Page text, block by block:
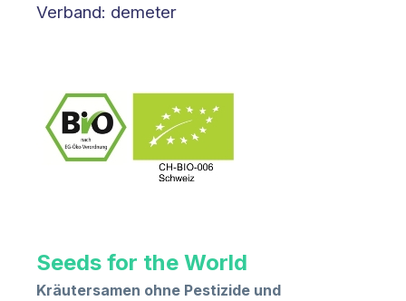
Verband: demeter
Seeds for the World
Kräutersamen ohne Pestizide und